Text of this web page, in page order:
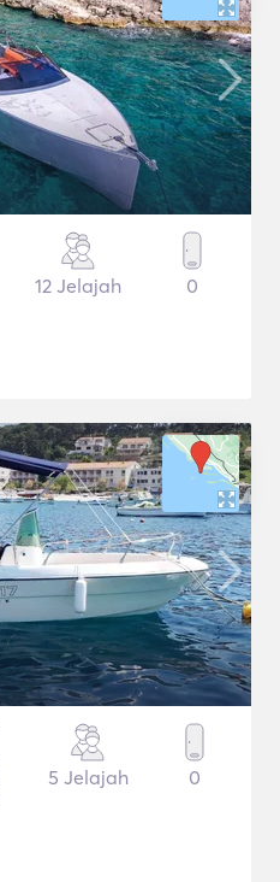
12 Jelajah 0
5 Jelajah 0